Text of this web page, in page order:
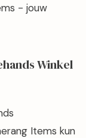
- jouw
Winkel
Items kun